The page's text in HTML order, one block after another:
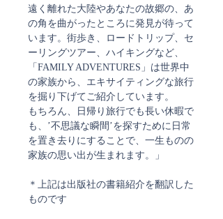
遠く離れた大陸やあなたの故郷の、あ
の角を曲がったところに発見が待って
います。街歩き、ロードトリップ、セ
ーリングツアー、ハイキングなど、
「FAMILY ADVENTURES」は世界中
の家族から、エキサイティングな旅行
を掘り下げてご紹介しています。
もちろん、日帰り旅行でも長い休暇で
も、’不思議な瞬間’を探すために日常
を置き去りにすることで、一生ものの
家族の思い出が生まれます。」
＊上記は出版社の書籍紹介を翻訳した
ものです